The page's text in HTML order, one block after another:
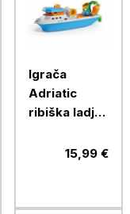
Igrača
Adriatic
ribiška ladja,
15,99 €